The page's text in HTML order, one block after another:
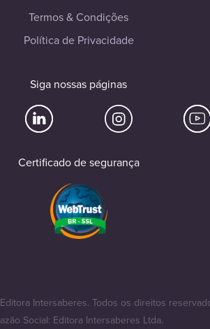
Termos & Condições
Política de Privacidade
Siga nossas páginas
Certificado de segurança
Intersaberes. Todos os direitos
Social: Editora Intersaberes Ltda.